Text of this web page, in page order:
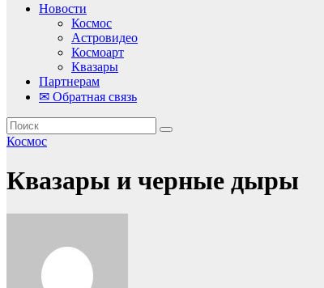
Новости
Космос
Астровидео
Космоарт
Квазары
Партнерам
✉ Обратная связь
Космос
Квазары и черные дыры